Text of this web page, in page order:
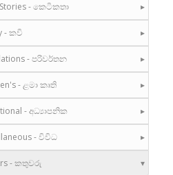
- කෙටිකතා
- කවි
- පරිවර්තන
- ළමා කෘති
- අධ්‍යාපනික
- විවිධ
- කතුවරු